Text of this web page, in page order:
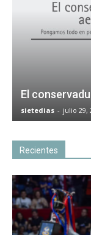
El
sietedias - julio 29,
Recientes